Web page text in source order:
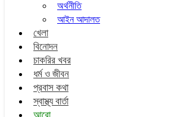
অর্থনীতি
আইন আদালত
খেলা
বিনোদন
চাকরির খবর
ধর্ম ও জীবন
প্রবাস কথা
স্বাস্থ্য বার্তা